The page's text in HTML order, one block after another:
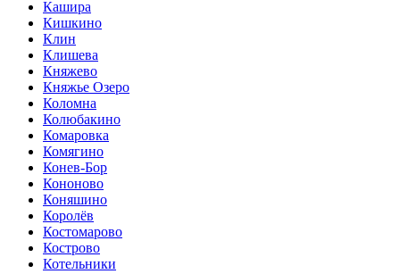
Кашира
Кишкино
Клин
Клишева
Княжево
Княжье Озеро
Коломна
Колюбакино
Комаровка
Комягино
Конев-Бор
Кононово
Коняшино
Королёв
Костомарово
Кострово
Котельники